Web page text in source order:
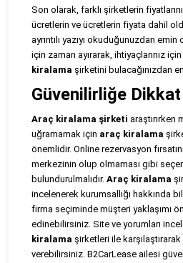
Son olarak, farklı şirketlerin fiyatlarını
ücretlerin ve ücretlerin fiyata dahil
ayrıntılı yazıyı okuduğunuzdan
için zaman ayırarak, ihtiyaçlarınız
kiralama şirketini bulacağınızdan
Güvenilirliğe
Araç kiralama şirketi araştırırken
uğramamak için araç kiralama
önemlidir. Online rezervasyon
merkezinin olup olmaması gibi
bulundurulmalıdır. Araç kiralama
incelenerek kurumsallığı hakkında
firma seçiminde müşteri yaklaşımı
edinebilirsiniz. Site ve yorumları
kiralama şirketleri ile
verebilirsiniz. B2CarLease ailesi